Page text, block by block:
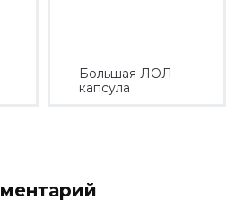
Большая ЛОЛ
капсула